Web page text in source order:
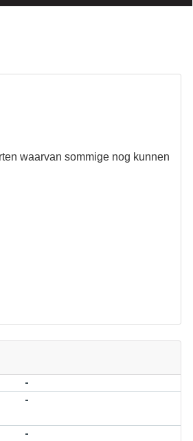
waarvan sommige nog kunnen
-
-
-